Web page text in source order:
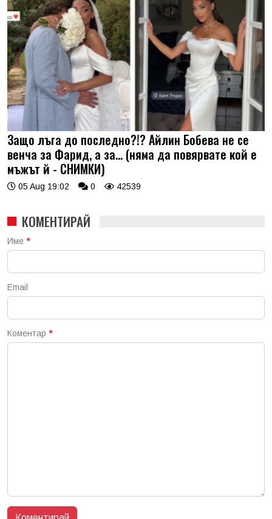
Защо лъга до последно?!? Айлин Бобева не се
венча за Фарид, а за... (няма да повярвате кой е
мъжът й - СНИМКИ)
05 Aug 19:02 0 42539
КОМЕНТИРАЙ
Име *
Email
Коментар *